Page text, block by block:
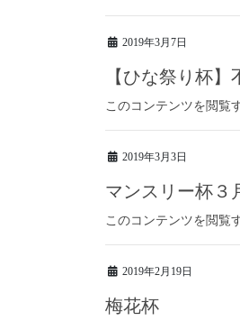
2019年3月7日
【ひな祭り杯】
このコンテンツを閲覧
2019年3月3日
マンスリー杯３
このコンテンツを閲覧
2019年2月19日
梅花杯